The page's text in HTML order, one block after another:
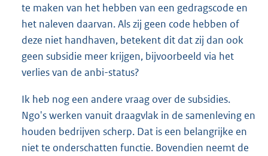
te maken van het hebben van een gedragscode en
het naleven daarvan. Als zij geen code hebben of
deze niet handhaven, betekent dit dat zij dan ook
geen subsidie meer krijgen, bijvoorbeeld via het
verlies van de anbi-status?
Ik heb nog een andere vraag over de subsidies.
Ngo's werken vanuit draagvlak in de samenleving en
houden bedrijven scherp. Dat is een belangrijke en
niet te onderschatten functie. Bovendien neemt de